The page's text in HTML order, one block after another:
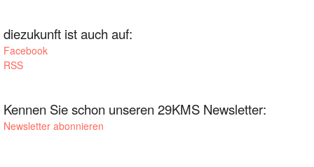
diezukunft ist auch auf:
Facebook
RSS
Kennen Sie schon unseren 29KMS Newsletter:
Newsletter abonnieren